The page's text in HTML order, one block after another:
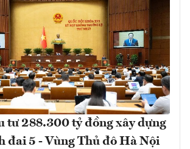
tư 288.300 tỷ đồng xây dựng
đai 5 - Vùng Thủ đô Hà Nội